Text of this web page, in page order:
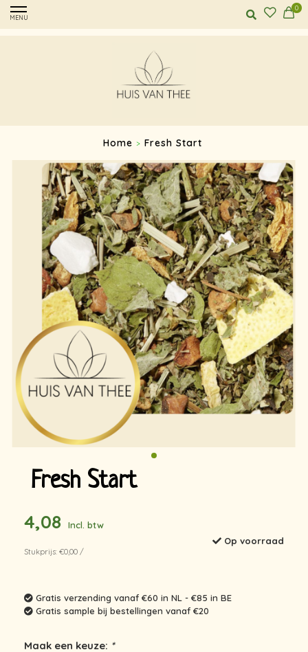
MENU
0
Home > Fresh Start
Fresh Start
4,08
Incl. btw
Op voorraad
Stukprijs: €0,00 /
Gratis verzending vanaf €60 in NL - €85 in BE
Gratis sample bij bestellingen vanaf €20
Maak een keuze: *